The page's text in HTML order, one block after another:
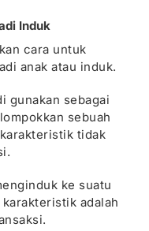
Induk
cara untuk
anak atau induk.
gunakan sebagai
sebuah
tidak
ke suatu
adalah